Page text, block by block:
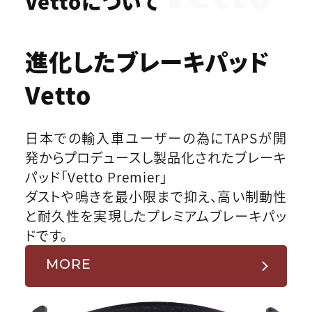
進化したブレーキパッド
Vetto
日本での輸入車ユーザーの為にTAPSが開
発からプロデュースし製品化されたブレーキ
パッド「Vetto Premier」
ダストや鳴きを最小限まで抑え、高い制動性
と耐久性を実現したプレミアムブレーキパッ
ドです。
MORE